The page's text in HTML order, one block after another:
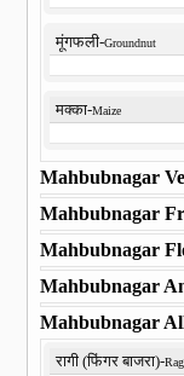
मूंगफली-Groundnut
मक्का-Maize
Mahbubnagar
Mahbubnagar
Mahbubnagar
Mahbubnagar
Mahbubnagar
रागी (फिंगर बाजरा)-